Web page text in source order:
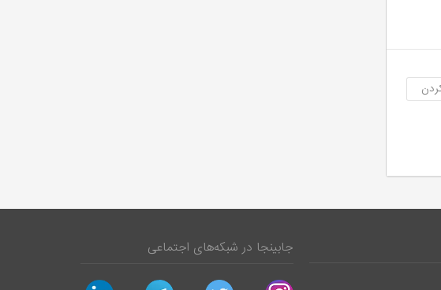
جابینجا در شبکه‌های اجتماعی